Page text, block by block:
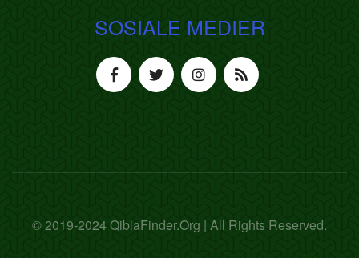
SOSIALE MEDIER
© 2019-2024 QiblaFinder.Org | All Rights Reserved.